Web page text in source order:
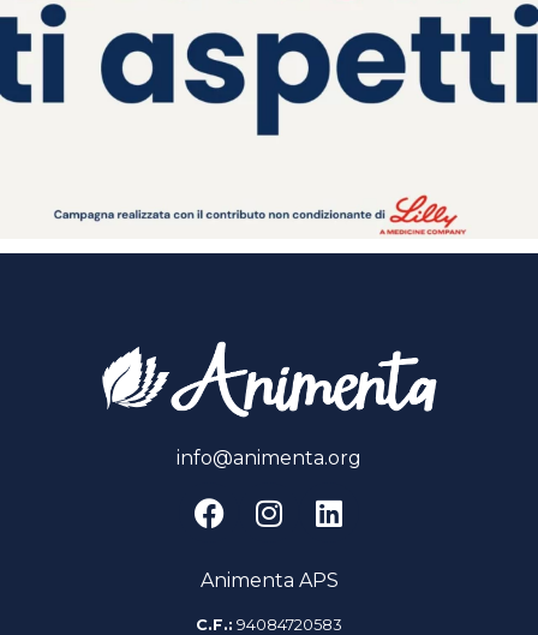
info@animenta.org
Animenta APS
C.F.: 94084720583